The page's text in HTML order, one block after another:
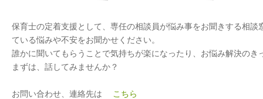
保育士の定着支援として、専任の相談員が悩み事をお聞きする相
ている悩みや不安をお聞かせください。
誰かに聞いてもらうことで気持ちが楽になったり、お悩み解決のき
まずは、話してみませんか？
お問い合わせ、連絡先は こちら